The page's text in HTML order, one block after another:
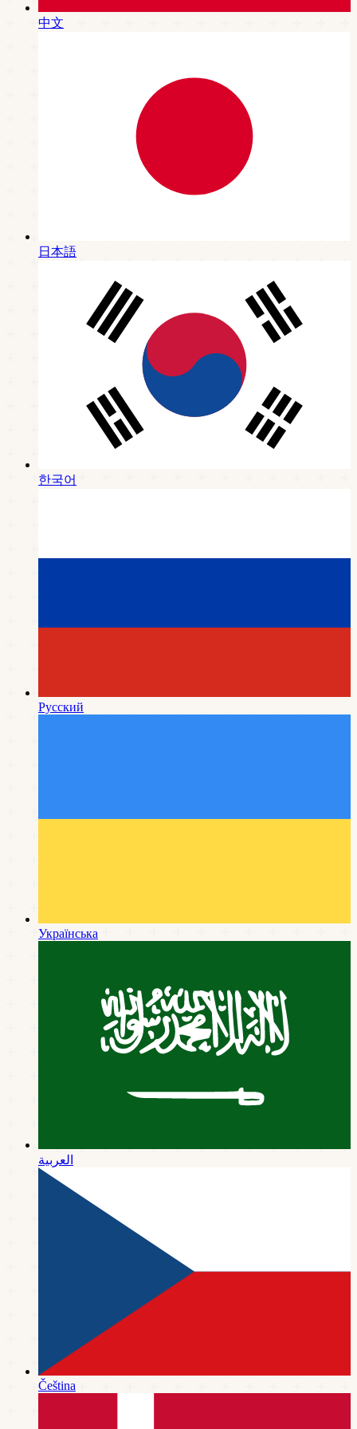
中文
日本語
한국어
Русский
Українська
العربية
Čeština